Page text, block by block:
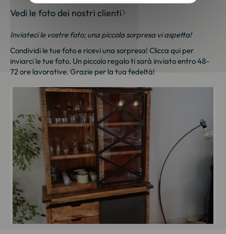
Vedi le foto dei nostri clienti
Inviateci le vostre foto; una piccola sorpresa vi aspetta!
Condividi le tue foto e ricevi una sorpresa! Clicca qui per
inviarci le tue foto. Un piccolo regalo ti sarà inviato entro 48-
72 ore lavorative. Grazie per la tua fedeltà!